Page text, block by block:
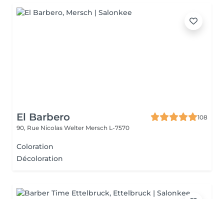
El Barbero
108
90, Rue Nicolas Welter Mersch L-7570
Coloration
Décoloration